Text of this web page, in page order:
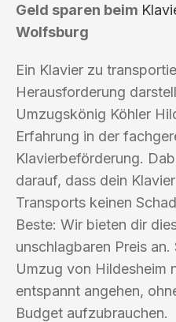
Geld sparen beim
Wolfsburg
Ein Klavier zu
Herausforderung
Umzugskönig Köhler
Erfahrung in der
Klavierbeförderung.
darauf, dass dein
Transports keinen
Beste: Wir bieten dir
unschlagbaren Preis
Umzug von Hildesheim
entspannt angehen,
Budget aufzubrauchen.